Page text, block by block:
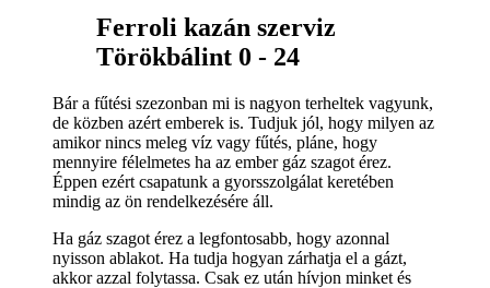
Ferroli kazán szerviz
Törökbálint 0 - 24
Bár a fűtési szezonban mi is nagyon terheltek vagyunk,
de közben azért emberek is. Tudjuk jól, hogy milyen az
amikor nincs meleg víz vagy fűtés, pláne, hogy
mennyire félelmetes ha az ember gáz szagot érez.
Éppen ezért csapatunk a gyorsszolgálat keretében
mindig az ön rendelkezésére áll.
Ha gáz szagot érez a legfontosabb, hogy azonnal
nyisson ablakot. Ha tudja hogyan zárhatja el a gázt,
akkor azzal folytassa. Csak ez után hívjon minket és